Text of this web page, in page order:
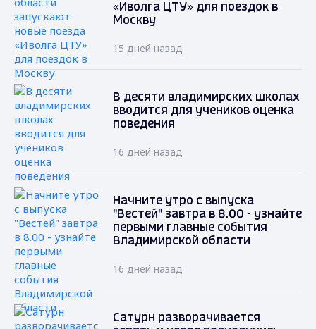
«Иволга ЦТУ» для поездок в
Москву
15 дней назад
В десяти владимирских школах
вводится для учеников оценка
поведения
16 дней назад
Начните утро с выпуска
"Вестей" завтра в 8.00 - узнайте
первыми главные события
Владимирской области
16 дней назад
Сатурн разворачивается